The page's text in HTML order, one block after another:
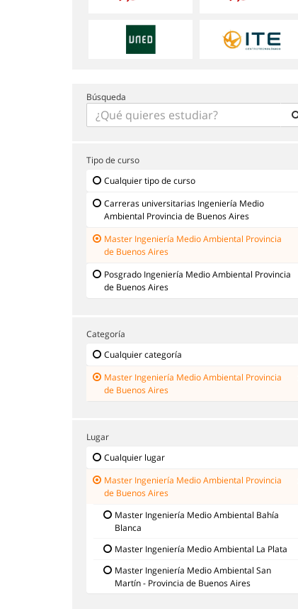
Búsqueda
Tipo de curso
Cualquier tipo de curso
Carreras universitarias Ingeniería Medio
Ambiental Provincia de Buenos Aires
Master Ingeniería Medio Ambiental Provincia
de Buenos Aires
Posgrado Ingeniería Medio Ambiental Provincia
de Buenos Aires
Categoría
Cualquier categoría
Master Ingeniería Medio Ambiental Provincia
de Buenos Aires
Lugar
Cualquier lugar
Master Ingeniería Medio Ambiental Provincia
de Buenos Aires
Master Ingeniería Medio Ambiental Bahía
Blanca
Master Ingeniería Medio Ambiental La Plata
Master Ingeniería Medio Ambiental San
Martín - Provincia de Buenos Aires